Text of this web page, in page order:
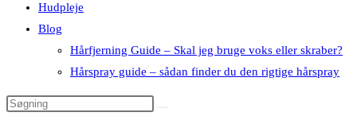
Hudpleje
Blog
Hårfjerning Guide – Skal jeg bruge voks eller skraber?
Hårspray guide – sådan finder du den rigtige hårspray